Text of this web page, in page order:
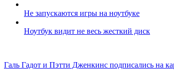
Не запускаются игры на ноутбуке
Ноутбук видит не весь жесткий диск
Галь Гадот и Пэтти Дженкинс подписались на